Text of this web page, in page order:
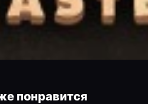
понравится